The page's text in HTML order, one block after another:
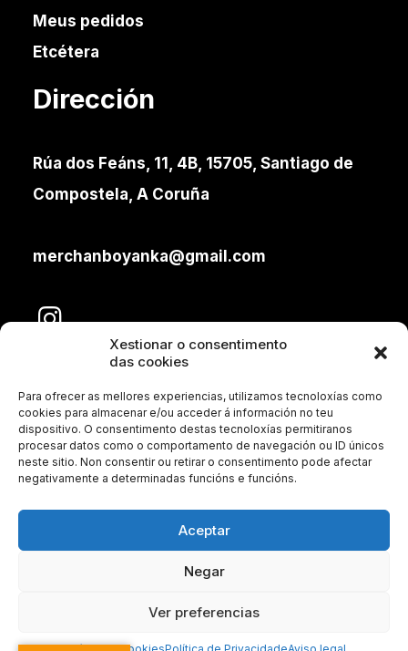
Xestionar o consentimento
das cookies
Para ofrecer as mellores experiencias, utilizamos tecnoloxías como
cookies para almacenar e/ou acceder á información no teu
dispositivo. O consentimento destas tecnoloxías permitiranos
procesar datos como o comportamento de navegación ou ID únicos
neste sitio. Non consentir ou retirar o consentimento pode afectar
negativamente a determinadas funcións e funcións.
Aceptar
Negar
Ver preferencias
Meus pedidos
Etcétera
Dirección
Rúa dos Feáns, 11, 4B, 15705, Santiago de
Compostela, A Coruña
merchanboyanka@gmail.com
Aviso legal